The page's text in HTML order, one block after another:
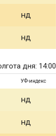
нд
нд
дня: 14:00
УФ-индекс
нд
нд